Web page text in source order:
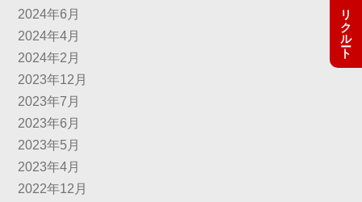
リクルート
2024年6月
2024年4月
2024年2月
2023年12月
2023年7月
2023年6月
2023年5月
2023年4月
2022年12月